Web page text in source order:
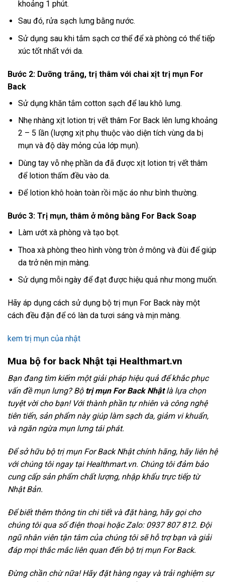
khoảng 1 phút.
Sau đó, rửa sạch lưng bằng nước.
Sử dụng sau khi tắm sạch cơ thể để xà phòng có thể tiếp
xúc tốt nhất với da.
Bước 2: Dưỡng trắng, trị thâm với chai xịt trị mụn For
Back
Sử dụng khăn tắm cotton sạch để lau khô lưng.
Nhẹ nhàng xịt lotion trị vết thâm For Back lên lưng khoảng
2 – 5 lần (lượng xịt phụ thuộc vào diện tích vùng da bị
mụn và độ dày mỏng của lớp mụn).
Dùng tay vỗ nhẹ phần da đã được xịt lotion trị vết thâm
để lotion thấm đều vào da.
Để lotion khô hoàn toàn rồi mặc áo như bình thường.
Bước 3: Trị mụn, thâm ở mông bằng For Back Soap
Làm ướt xà phòng và tạo bọt.
Thoa xà phòng theo hình vòng tròn ở mông và đùi để giúp
da trở nên mịn màng.
Sử dụng mỗi ngày để đạt được hiệu quả như mong muốn.
Hãy áp dụng cách sử dụng bộ trị mụn For Back này một
cách đều đặn để có làn da tươi sáng và mịn màng.
kem trị mụn của nhật
Mua bộ for back Nhật tại Healthmart.vn
Bạn đang tìm kiếm một giải pháp hiệu quả để khắc phục
vấn đề mụn lưng? Bộ trị mụn For Back Nhậtlà lựa chọn
tuyệt vời cho bạn! Với thành phần tự nhiên và công nghệ
tiên tiến, sản phẩm này giúp làm sạch da, giảm vi khuẩn,
và ngăn ngừa mụn lưng tái phát.
Để sở hữu bộ trị mụn For Back Nhật chính hãng, hãy liên hệ
với chúng tôi ngay tại Healthmart.vn. Chúng tôi đảm bảo
cung cấp sản phẩm chất lượng, nhập khẩu trực tiếp từ
Nhật Bản.
Để biết thêm thông tin chi tiết và đặt hàng, hãy gọi cho
chúng tôi qua số điện thoại hoặc Zalo: 0937 807 812. Đội
ngũ nhân viên tận tâm của chúng tôi sẽ hỗ trợ bạn và giải
đáp mọi thắc mắc liên quan đến bộ trị mụn For Back.
Đừng chần chừ nữa! Hãy đặt hàng ngay và trải nghiệm sự